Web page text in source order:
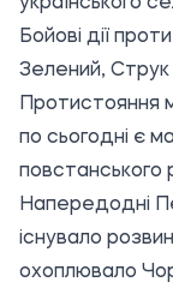
Бойові дії
Зелений, Струк
Протистояння
по сьогодні є
повстанського
Напередодні
існувало
охоплювало